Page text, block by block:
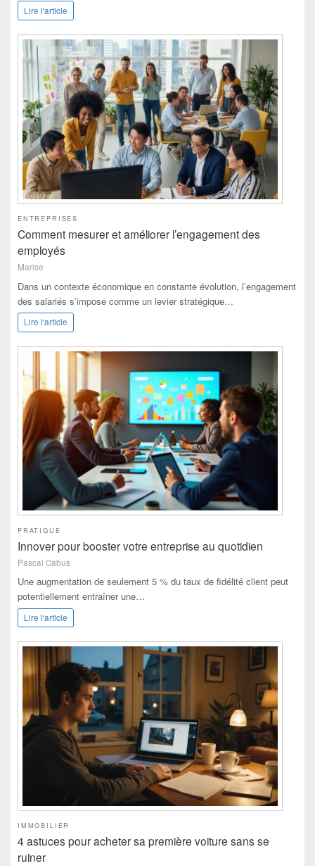
Lire l'article
ENTREPRISES
Comment mesurer et améliorer l’engagement des
employés
Marise
Dans un contexte économique en constante évolution, l’engagement
des salariés s’impose comme un levier stratégique…
Lire l'article
PRATIQUE
Innover pour booster votre entreprise au quotidien
Pascal Cabus
Une augmentation de seulement 5 % du taux de fidélité client peut
potentiellement entraîner une…
Lire l'article
IMMOBILIER
4 astuces pour acheter sa première voiture sans se
ruiner